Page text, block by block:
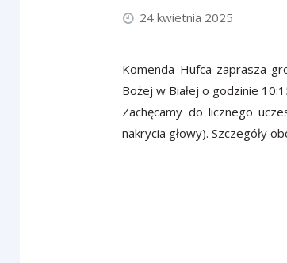
24 kwietnia 2025
Komenda Hufca zaprasza
Bożej w Białej o godzinie
Zachęcamy do licznego
nakrycia głowy). Szczegóły